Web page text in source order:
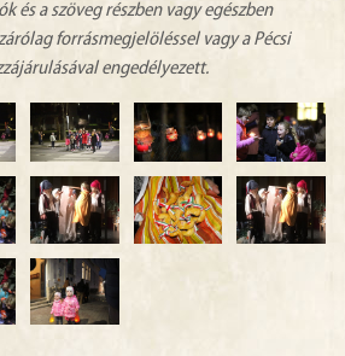
és a szöveg részben vagy egészben
forrásmegjelöléssel vagy a Pécsi
engedélyezett.